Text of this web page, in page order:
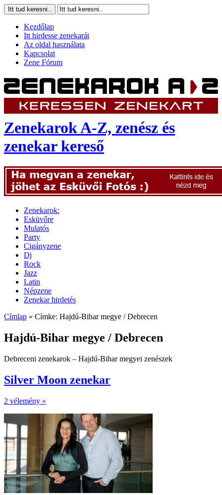
Kezdőlap
Itt hirdesse zenekarát
Az oldal használata
Kapcsolat
Zene Fórum
Zenekarok A-Z, zenész és
zenekar kereső
Zenekarok:
Esküvőre
Mulatós
Party
Cigányzene
Dj
Rock
Jazz
Latin
Népzene
Zenekar hirdetés
Címlap » Címke: Hajdú-Bihar megye / Debrecen
Hajdú-Bihar megye / Debrecen
Debreceni zenekarok – Hajdú-Bihar megyei zenészek
Silver Moon zenekar
2 vélemény »